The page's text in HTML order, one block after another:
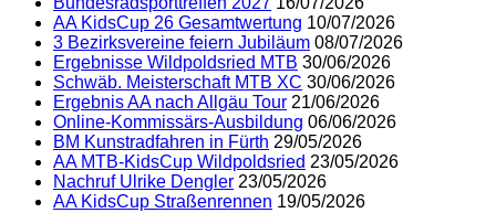
AA KidsCup 26 Gesamtwertung 10/07/2026
3 Bezirksvereine feiern Jubiläum 08/07/2026
Ergebnisse Wildpoldsried MTB 30/06/2026
Schwäb. Meisterschaft MTB XC 30/06/2026
Ergebnis AA nach Allgäu Tour 21/06/2026
Online-Kommissärs-Ausbildung 06/06/2026
BM Kunstradfahren in Fürth 29/05/2026
AA MTB-KidsCup Wildpoldsried 23/05/2026
Nachruf Ulrike Dengler 23/05/2026
AA KidsCup Straßenrennen 19/05/2026